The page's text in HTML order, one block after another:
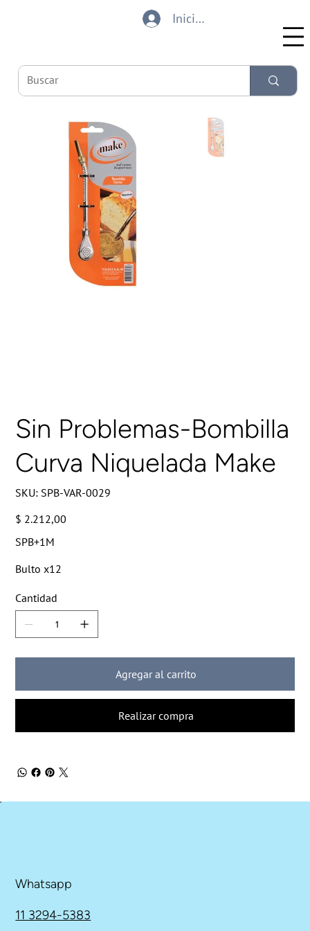
Iniciar sesión
Sin Problemas-Bombilla
Curva Niquelada Make
SKU: SKU
SPB-
SPB-VAR-0029
Precio
$ 2.212,00
SPB+1M
Bulto x12
Cantidad
Agregar al carrito
Realizar compra
Whatsapp
11 3294-5383